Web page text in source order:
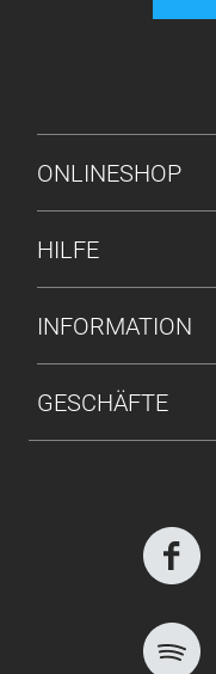
FUSSZEILENMENÜ
ONLINESHOP
HILFE
INFORMATION
GESCHÄFTE